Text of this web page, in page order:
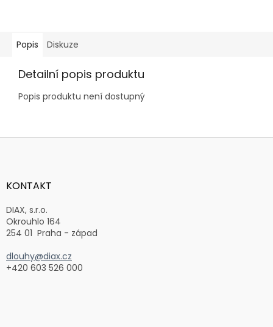
Popis Diskuze
Detailní popis produktu
Popis produktu není dostupný
Z
aKONTAKT
DIAX, s.r.o.
Okrouhlo 164
254 01 Praha - západ
dlouhy@diax.cz
+420 603 526 000